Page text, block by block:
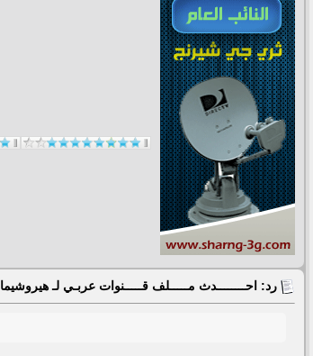
رد: احــــــــدث مـــــلف قـــــنوات عربـي لـ هيروشيما V2&V4 معالج Gx6101D بكل جديد